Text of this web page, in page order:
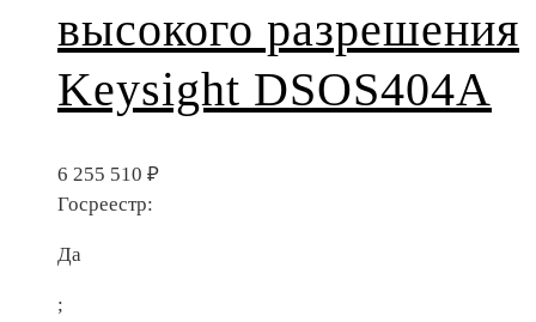
высокого разрешения
Keysight DSOS404A
6 255 510 ₽
Госреестр:
Да
;